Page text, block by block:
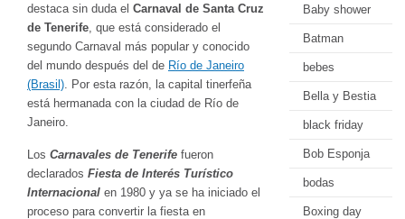
destaca sin duda el Carnaval de Santa Cruz
de Tenerife , que está considerado el
segundo Carnaval más popular y conocido
del mundo después del de Río de Janeiro
(Brasil) . Por esta razón, la capital tinerfeña
está hermanada con la ciudad de Río de
Janeiro.
Los Carnavales de Tenerife fueron
declarados Fiesta de Interés Turístico
Internacional en 1980 y ya se ha iniciado el
proceso para convertir la fiesta en
Baby shower
Batman
bebes
Bella y Bestia
black friday
Bob Esponja
bodas
Boxing day